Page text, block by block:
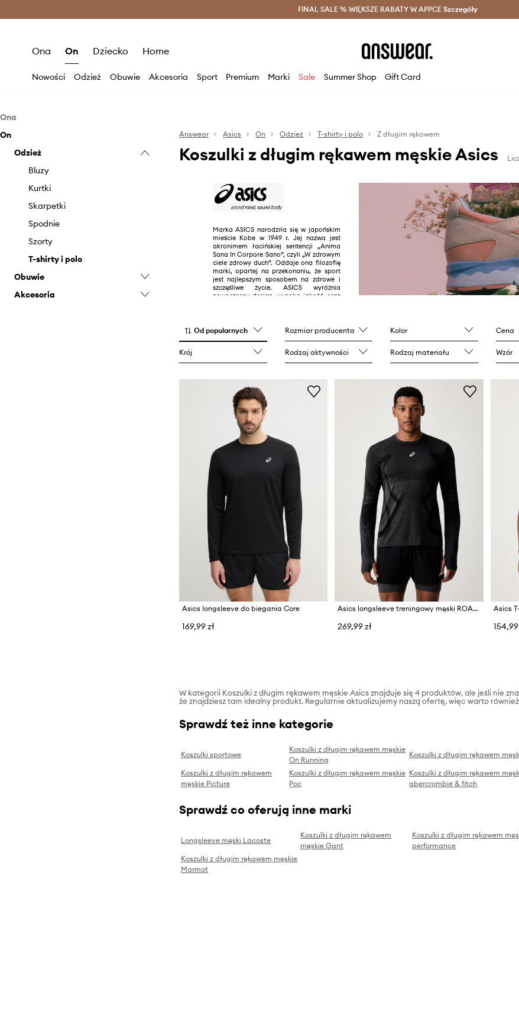
Oszczędzaj z Answear Club > Dostawa nawet w 24h >
FINAL SALE % WIĘKSZE RABATY W APPCE Szczegóły
Ona On Dziecko Home
Nowości Odzież Obuwie Akcesoria Sport Premium Marki Sale Summer Shop Gift Card
Ona
Bielizna
Bluzy
Kurtki
Skarpetki
Spodnie i legginsy
Szorty
Topy i t-shirty
Obuwie
Buty sportowe
Buty trekkingowe
Sneakersy
Akcesoria
Czapki i kapelusze
Rękawiczki
Sprzęt sportowy
On
Odzież
Bluzy
Kurtki
Skarpetki
Spodnie
Szorty
T-shirty i polo
Obuwie
Buty sportowe
Akcesoria
Answear Asics On Odzież T-shirty i polo Z długim rękawem
Koszulki z długim rękawem męskie Asics
Marka ASICS narodziła się w japońskim
mieście Kobe w 1949 r. Jej nazwa jest
akronimem łacińskiej sentencji „Anima
Sana In Corpore Sano”, czyli „W zdrowym
ciele zdrowy duch”. Oddaje ona filozofię
marki, opartej na przekonaniu, że sport
jest najlepszym sposobem na zdrowe i
szczęśliwe życie. ASICS wyróżnia
nowoczesny design, wysoka jakość oraz
Od popularnych Rozmiar producenta Kolor Cena
Krój Rodzaj aktywności Rodzaj materiału Wzór
Asics longsleeve do biegania Core
169,99 zł
Asics longsleeve treningowy męski ROAD SEAMLESS LS TOP
269,99 zł 154,99
W kategorii Koszulki z długim rękawem męskie Asics znajduje się 4 produktów, ale jeśli nie
że znajdziesz tam idealny produkt. Regularnie aktualizujemy naszą ofertę, więc warto
Sprawdź też inne kategorie
Koszulki sportowe
Koszulki z długim rękawem męskie
On Running
Koszulki z długim rękawem
Koszulki z długim rękawem
męskie Picture
Koszulki z długim rękawem męskie
Poc
Koszulki z długim rękawem
abercrombie & fitch
Sprawdź co oferują inne marki
Longsleeve męski Lacoste
Koszulki z długim rękawem
męskie Gant
Koszulki z długim rękawem
performance
Koszulki z długim rękawem męskie
Marmot